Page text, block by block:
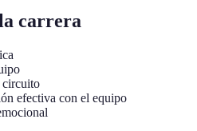
carrera
circuito
efectiva con el equipo